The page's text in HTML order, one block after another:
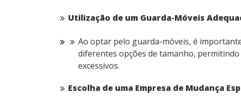
Utilização de um Guarda-Móveis
Ao optar pelo guarda-móveis, é
diferentes opções de tamanho,
excessivos.
Escolha de uma Empresa de Mudança